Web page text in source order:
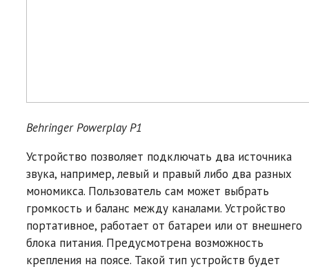
Behringer Powerplay P1
Устройство позволяет подключать два источника
звука, например, левый и правый либо два разных
мономикса. Пользователь сам может выбрать
громкость и баланс между каналами. Устройство
портативное, работает от батареи или от внешнего
блока питания. Предусмотрена возможность
крепления на поясе. Такой тип устройств будет